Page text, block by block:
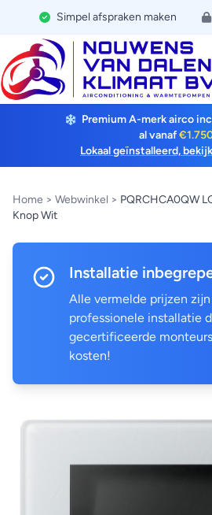
Simpel afspraken maken
Premium A-merk airco
al vanaf
Lokaal geïnstalleerd,
Home > Webwinkel > PQRCHCA0QW
Knop Wit
Installatie
Alle vermelde prijzen
professionele installatie
gecertificeerde
kosten!